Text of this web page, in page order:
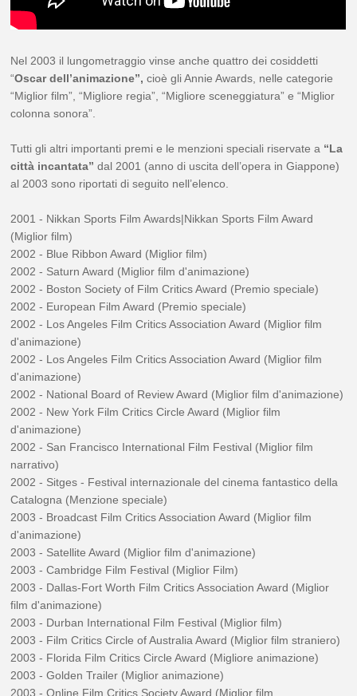
Nel 2003 il lungometraggio vinse anche quattro dei cosiddetti
“Oscar dell’animazione”, cioè gli Annie Awards, nelle categorie
“Miglior film”, “Migliore regia”, “Migliore sceneggiatura” e “Miglior
colonna sonora”.
Tutti gli altri importanti premi e le menzioni speciali riservate a “La
città incantata” dal 2001 (anno di uscita dell’opera in Giappone)
al 2003 sono riportati di seguito nell’elenco.
2001 - Nikkan Sports Film Awards|Nikkan Sports Film Award
(Miglior film)
2002 - Blue Ribbon Award (Miglior film)
2002 - Saturn Award (Miglior film d'animazione)
2002 - Boston Society of Film Critics Award (Premio speciale)
2002 - European Film Award (Premio speciale)
2002 - Los Angeles Film Critics Association Award (Miglior film
d'animazione)
2002 - Los Angeles Film Critics Association Award (Miglior film
d'animazione)
2002 - National Board of Review Award (Miglior film d'animazione)
2002 - New York Film Critics Circle Award (Miglior film
d'animazione)
2002 - San Francisco International Film Festival (Miglior film
narrativo)
2002 - Sitges - Festival internazionale del cinema fantastico della
Catalogna (Menzione speciale)
2003 - Broadcast Film Critics Association Award (Miglior film
d'animazione)
2003 - Satellite Award (Miglior film d'animazione)
2003 - Cambridge Film Festival (Miglior Film)
2003 - Dallas-Fort Worth Film Critics Association Award (Miglior
film d'animazione)
2003 - Durban International Film Festival (Miglior film)
2003 - Film Critics Circle of Australia Award (Miglior film straniero)
2003 - Florida Film Critics Circle Award (Migliore animazione)
2003 - Golden Trailer (Miglior animazione)
2003 - Online Film Critics Society Award (Miglior film